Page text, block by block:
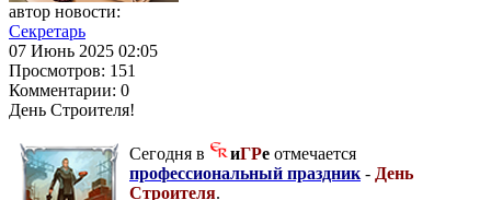
автор новости:
Секретарь
07 Июнь 2025 02:05
Просмотров: 151
Комментарии: 0
День Строителя!
Сегодня в иГРе отмечается
профессиональный праздник - День
Строителя.